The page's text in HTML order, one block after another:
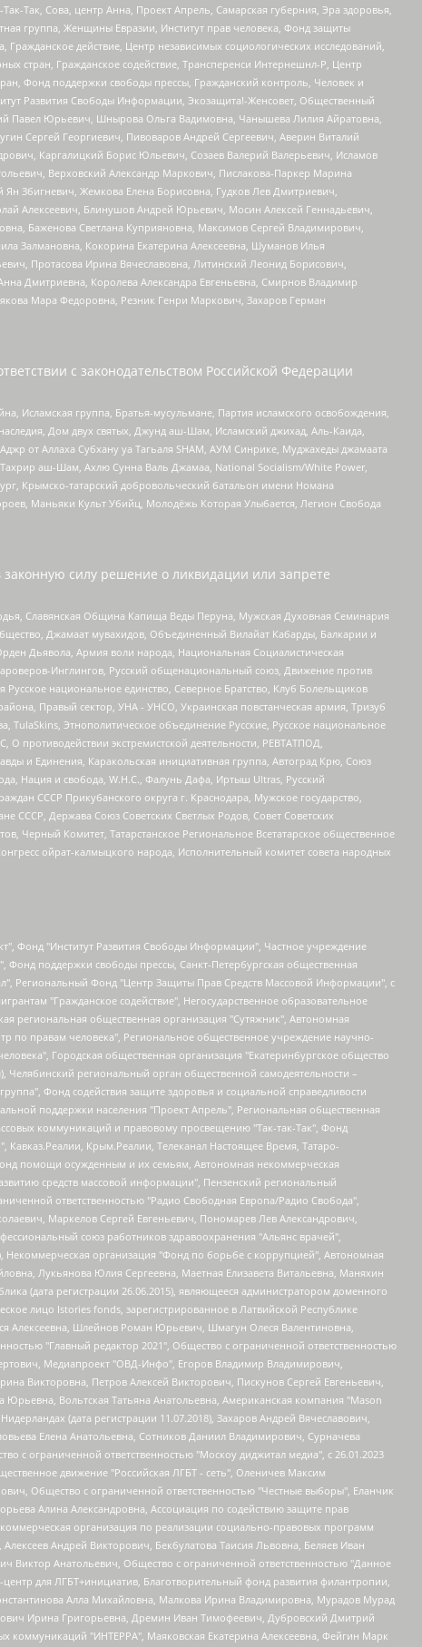
Так, Сова, центр Анна, Проект Апрель, Самарская губерния, Эра здоровья,
группа, Женщины Евразии, Институт прав человека, Фонд защиты
действие, Центр независимых социологических исследований,
стран, Гражданское содействие, Трансперенси Интернешнл-Р, Центр
Фонд поддержки свободы прессы, Гражданский контроль, Человек и
Развития Свободы Информации, Экозащита!-Женсовет, Общественный
Павел Юрьевич, Шнырова Ольга Вадимовна, Чанышева Лилия Айратовна,
Сергей Георгиевич, Пивоваров Андрей Сергеевич, Аверин Виталий
Каргалицкий Борис Юльевич, Созаев Валерий Валерьевич, Исламов
Верховский Александр Маркович, Пислакова-Паркер Марина
Ян Збигневич, Жемкова Елена Борисовна, Гудков Лев Дмитриевич,
Алексеевич, Блинушов Андрей Юрьевич, Мосин Алексей Геннадьевич,
Баженова Светлана Куприяновна, Максимов Сергей Владимирович,
Залмановна, Кокорина Екатерина Алексеевна, Шуманов Илья
Протасова Ирина Вячеславовна, Литинский Леонид Борисович,
Дмитриевна, Королева Александра Евгеньевна, Смирнов Владимир
Мара Федоровна, Резник Генри Маркович, Захаров Герман
с законодательством Российской Федерации
Исламская группа, Братья-мусульмане, Партия исламского освобождения,
Дом двух святых, Джунд аш-Шам, Исламский джихад, Аль-Каида,
от Аллаха Субхану уа Тагьаля SHAM, АУМ Синрике, Муджахеды джамаата
Тахрир аш-Шам, Ахлю Сунна Валь Джамаа, National Socialism/White Power,
Крымско-татарский добровольческий батальон имени Номана
Маньяки Культ Убийц, Молодёжь Которая Улыбается, Легион Свобода
силу решение о ликвидации или запрете
Славянская Община Капища Веды Перуна, Мужская Духовная Семинария
Джамаат мувахидов, Объединенный Вилайат Кабарды, Балкарии и
Дьявола, Армия воли народа, Национальная Социалистическая
Инглингов, Русский общенациональный союз, Движение против
национальное единство, Северное Братство, Клуб Болельщиков
Правый сектор, УНА - УНСО, Украинская повстанческая армия, Тризуб
Этнополитическое объединение Русские, Русское национальное
противодействии экстремистской деятельности, РЕВТАТПОД,
и Единения, Каракольская инициативная группа, Автоград Крю, Союз
Нация и свобода, W.H.С., Фалунь Дафа, Иртыш Ultras, Русский
СССР Прикубанского округа г. Краснодара, Мужское государство,
СССР, Держава Союз Советских Светлых Родов, Совет Советских
Черный Комитет, Татарстанское Региональное Всетатарское общественное
ойрат-калмыцкого народа, Исполнительный комитет совета народных
правовых программ "Лилит", Дальневосточное общественное движение "Маяк", Санкт-Петербургская ЛГБТ-инициативная группа "Выход", Инициативная группа ЛГБТ+ "Реверс", Алексеев Андрей Викторович, Бекбулатова Таисия Львовна, Беляев Иван Михайлович, Владыкина Елена Сергеевна, Гельман Марат Александрович, Никульшина Вероника Юрьевна, Толоконникова Надежда Андреевна, Шендерович Виктор Анатольевич, Общество с ограниченной ответственностью "Данное сообщение", Общество с ограниченной ответственностью Издательский дом "Новая глава", Айнбиндер Александра Александровна, Московский комьюнити-центр для ЛГБТ+инициатив, Благотворительный фонд развития филантропии, Deutsche Welle (Германия, Kurt-Schumacher-Strasse 3, 53113 Bonn), Борзунова Мария Михайловна, Воробьев Виктор Викторович, Голубева Анна Львовна, Константинова Алла Михайловна, Малкова Ирина Владимировна, Мурадов Мурад Абдулгалимович, Осетинская Елизавета Николаевна, Понасенков Евгений Николаевич, Ганапольский Матвей Юрьевич, Киселев Евгений Алексеевич, Борухович Ирина Григорьевна, Дремин Иван Тимофеевич, Дубровский Дмитрий Викторович, Красноярская региональная общественная организация поддержки и развития альтернативных образовательных технологий и межкультурных коммуникаций "ИНТЕРРА", Маяковская Екатерина Алексеевна, Фейгин Марк Захарович, Филимонов Андрей Викторович, Дзугкоева Регина Николаевна, Доброхотов Роман Александрович, Дудь Юрий Александрович, Елкин Сергей Владимирович, Кругликов Кирилл Игоревич, Сабунаева Мария Леонидовна, Семенов Алексей Владимирович, Шаинян Карен Багратович, Шульман Екатерина Михайловна, Асафьев Артур Валерьевич, Вахштайн Виктор Семенович, Венедиктов Алексей Алексеевич, Лушникова Екатерина Евгеньевна, Волков Леонид Михайлович, Невзоров Александр Глебович, Пархоменко Сергей Борисович, Сироткин Ярослав Николаевич, Кара-Мурза Владимир Владимирович, Баранова Наталья Владимировна, Гозман Леонид Яковлевич, Кагарлицкий Борис Юльевич, Климарев Михаил Валерьевич, Милов Владимир Станиславович, Автономная некоммерческая организация Краснодарский центр современного искусства "Типография", Моргенштерн Алишер Тагирович, Соболь Любовь Эдуардовна, Общество с ограниченной ответственностью "ЛИЗА НОРМ", Каспаров Гарри Кимович, Ходорковский Михаил Борисович, Общество с ограниченной ответственностью "Апрельские тезисы", Данилович Ирина Брониславовна, Кашин Олег Владимирович, Петров Николай Владимирович, Пивоваров Алексей Владимирович, Соколов Михаил Владимирович, Цветкова Юлия Владимировна, Чичваркин Евгений Александрович, Комитет против пыток/Команда против пыток, Общество с ограниченной ответственностью "Первый научный", Общество с ограниченной ответственностью "Вертолет и ко", Белоцерковская Вероника Борисовна, Кац Максим Евгеньевич, Лазарева Татьяна Юрьевна, Шаведдинов Руслан Табризович, Яшин Илья Валерьевич, Общество с ограниченной ответственностью "Иноагент ААВ", Алешковский Дмитрий Петрович, Альбац Евгения Марковна, Быков Дмитрий Львович, Галямина Юлия Евгеньевна, Лойко Сергей Леонидович, Мартынов Кирилл Константинович, Медведев Сергей Александрович, Крашенинников Федор Геннадиевич, Гордеева Катерина Вл